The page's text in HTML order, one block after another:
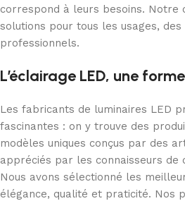
correspond à leurs besoins. Notre
solutions pour tous les usages,
professionnels.
L’éclairage LED, une
Les fabricants de luminaires LED
fascinantes : on y trouve des
modèles uniques conçus par des
appréciés par les connaisseurs de
Nous avons sélectionné les
élégance, qualité et praticité. Nos